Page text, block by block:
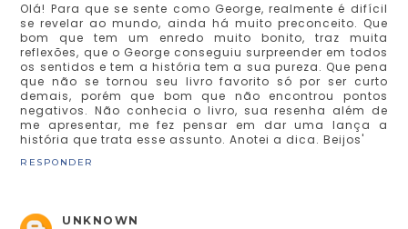
Olá! Para que se sente como George, realmente é difícil
se revelar ao mundo, ainda há muito preconceito. Que
bom que tem um enredo muito bonito, traz muita
reflexões, que o George conseguiu surpreender em todos
os sentidos e tem a história tem a sua pureza. Que pena
que não se tornou seu livro favorito só por ser curto
demais, porém que bom que não encontrou pontos
negativos. Não conhecia o livro, sua resenha além de
me apresentar, me fez pensar em dar uma lança a
história que trata esse assunto. Anotei a dica. Beijos'
RESPONDER
UNKNOWN